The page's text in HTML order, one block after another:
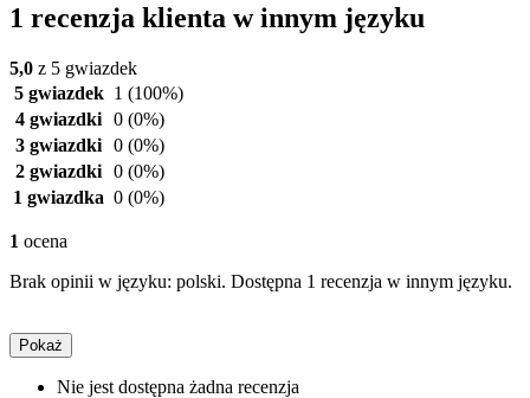
1 recenzja klienta w innym języku
5,0 z 5 gwiazdek
5 gwiazdek 1 (100%)
4 gwiazdki 0 (0%)
3 gwiazdki 0 (0%)
2 gwiazdki 0 (0%)
1 gwiazdka 0 (0%)
1 ocena
Brak opinii w języku: polski. Dostępna 1 recenzja w innym języku.
Pokaż
Nie jest dostępna żadna recenzja